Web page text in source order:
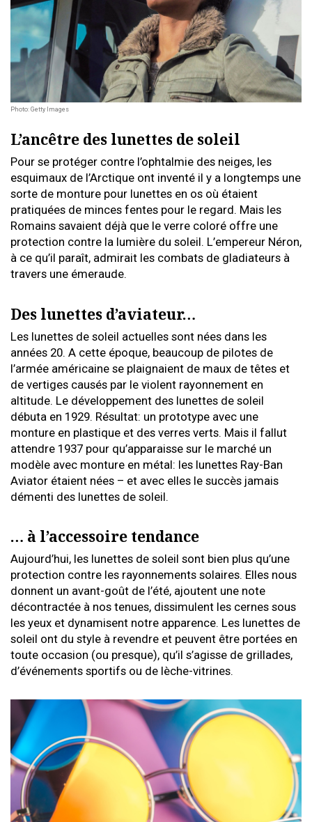
Photo: Getty Images
L’ancêtre des lunettes de soleil
Pour se protéger contre l’ophtalmie des neiges, les
esquimaux de l’Arctique ont inventé il y a longtemps une
sorte de monture pour lunettes en os où étaient
pratiquées de minces fentes pour le regard. Mais les
Romains savaient déjà que le verre coloré offre une
protection contre la lumière du soleil. L’empereur Néron,
à ce qu’il paraît, admirait les combats de gladiateurs à
travers une émeraude.
Des lunettes d’aviateur…
Les lunettes de soleil actuelles sont nées dans les
années 20. A cette époque, beaucoup de pilotes de
l’armée américaine se plaignaient de maux de têtes et
de vertiges causés par le violent rayonnement en
altitude. Le développement des lunettes de soleil
débuta en 1929. Résultat: un prototype avec une
monture en plastique et des verres verts. Mais il fallut
attendre 1937 pour qu’apparaisse sur le marché un
modèle avec monture en métal: les lunettes Ray-Ban
Aviator étaient nées – et avec elles le succès jamais
démenti des lunettes de soleil.
… à l’accessoire tendance
Aujourd’hui, les lunettes de soleil sont bien plus qu’une
protection contre les rayonnements solaires. Elles nous
donnent un avant-goût de l’été, ajoutent une note
décontractée à nos tenues, dissimulent les cernes sous
les yeux et dynamisent notre apparence. Les lunettes de
soleil ont du style à revendre et peuvent être portées en
toute occasion (ou presque), qu’il s’agisse de grillades,
d’événements sportifs ou de lèche-vitrines.